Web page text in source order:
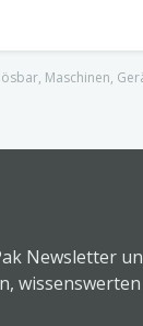
Maschinen,
Newsletter
wissenswerten